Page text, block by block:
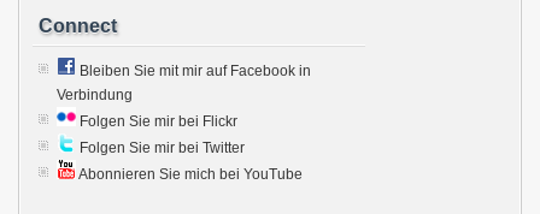
Connect
Bleiben Sie mit mir auf Facebook in
Verbindung
Folgen Sie mir bei Flickr
Folgen Sie mir bei Twitter
Abonnieren Sie mich bei YouTube